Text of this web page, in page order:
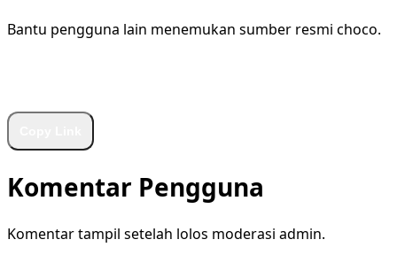
Bantu pengguna lain menemukan sumber resmi choco.
Komentar Pengguna
Komentar tampil setelah lolos moderasi admin.